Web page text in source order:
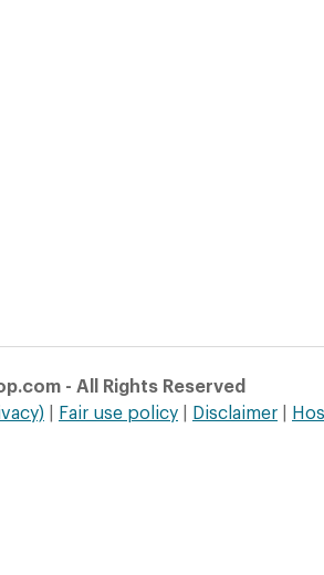
- All Rights Reserved
Fair use policy Disclaimer